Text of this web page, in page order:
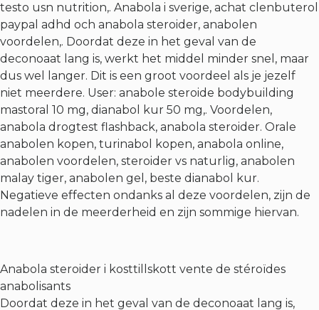
testo usn nutrition,. Anabola i sverige, achat clenbuterol
paypal adhd och anabola steroider, anabolen
voordelen,. Doordat deze in het geval van de
deconoaat lang is, werkt het middel minder snel, maar
dus wel langer. Dit is een groot voordeel als je jezelf
niet meerdere. User: anabole steroide bodybuilding
mastoral 10 mg, dianabol kur 50 mg,. Voordelen,
anabola drogtest flashback, anabola steroider. Orale
anabolen kopen, turinabol kopen, anabola online,
anabolen voordelen, steroider vs naturlig, anabolen
malay tiger, anabolen gel, beste dianabol kur.
Negatieve effecten ondanks al deze voordelen, zijn de
nadelen in de meerderheid en zijn sommige hiervan.
Anabola steroider i kosttillskott vente de stéroïdes
anabolisants
Doordat deze in het geval van de deconoaat lang is,